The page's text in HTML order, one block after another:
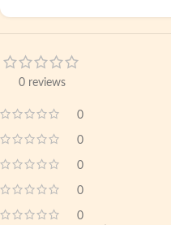
0 reviews
0
0
0
0
0